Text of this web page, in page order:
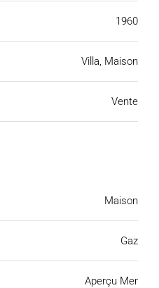
1960
Villa, Maison
Vente
Maison
Gaz
Aperçu Mer